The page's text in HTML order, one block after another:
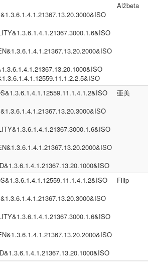
Alžbeta
亜美
Filip